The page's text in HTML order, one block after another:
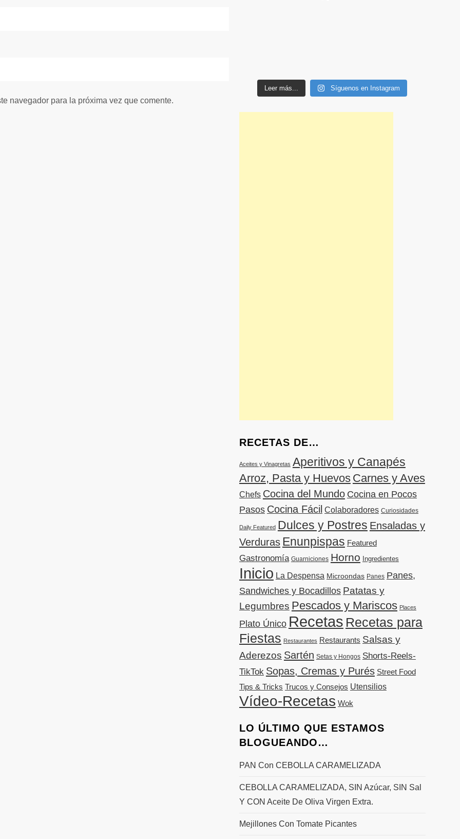
navegador para la próxima vez que comente.
Leer más... Síguenos en Instagram
RECETAS DE…
Aceites y Vinagretas Aperitivos y Canapés
Arroz, Pasta y Huevos Carnes y Aves
Chefs Cocina del Mundo Cocina en Pocos
Pasos Cocina Fácil Colaboradores Curiosidades
Daily Featured Dulces y Postres Ensaladas y
Verduras Enunpispas Featured
Gastronomía Guarniciones Horno Ingredientes
Inicio La Despensa Microondas Panes Panes,
Sandwiches y Bocadillos Patatas y
Legumbres Pescados y Mariscos Places
Plato Único Recetas Recetas para
Fiestas Restaurantes Restaurants Salsas y
Aderezos Sartén Setas y Hongos Shorts-Reels-
TikTok Sopas, Cremas y Purés Street Food
Tips & Tricks Trucos y Consejos Utensilios
Vídeo-Recetas Wok
LO ÚLTIMO QUE ESTAMOS
BLOGUEANDO…
PAN Con CEBOLLA CARAMELIZADA
CEBOLLA CARAMELIZADA, SIN Azúcar, SIN Sal
Y CON Aceite De Oliva Virgen Extra.
Mejillones Con Tomate Picantes